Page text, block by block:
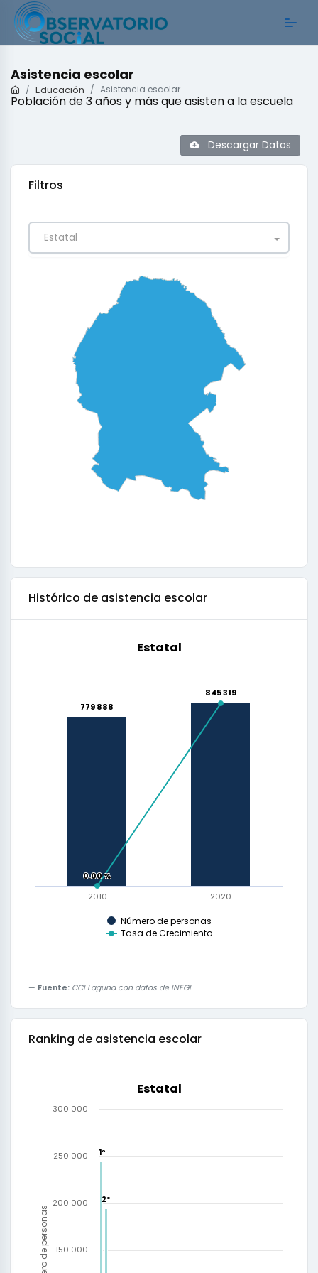
Asistencia escolar
Educación Asistencia escolar
Población de 3 años y más que asisten a la escuela
Descargar Datos
Filtros
Estatal
Histórico de asistencia escolar
Estatal
779 888
779 888
845 319
845 319
0.00 %
0.00 %
8.39 %
Número de personas
Tasa de Crecimiento
2010 2020
Fuente: CCI Laguna con datos de INEGI.
Ranking de asistencia escolar
Número de personas
Estatal
1º
1º
2º
2º
150 000
200 000
250 000
300 000